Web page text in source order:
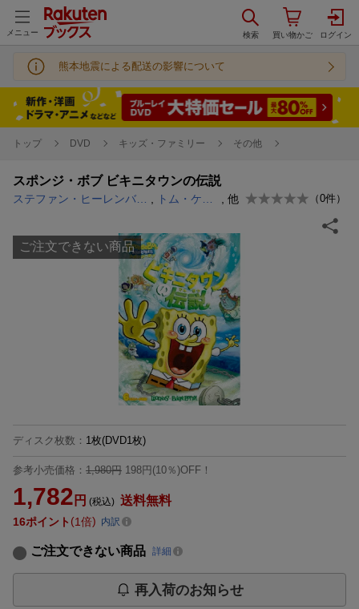
メニュー
熊本地震による配送の影響について
トップ DVD キッズ・ファミリー その他
スポンジ・ボブ ビキニタウンの伝説
, 他 （0件）
ご注文できない商品
ディスク枚数 ： 1枚(DVD1枚)
参考小売価格： 1,980円 198円(10％)OFF！
1,782 円 (税込) 送料無料
16ポイント 1倍 内訳
ご注文できない商品 詳細
再入荷のお知らせ